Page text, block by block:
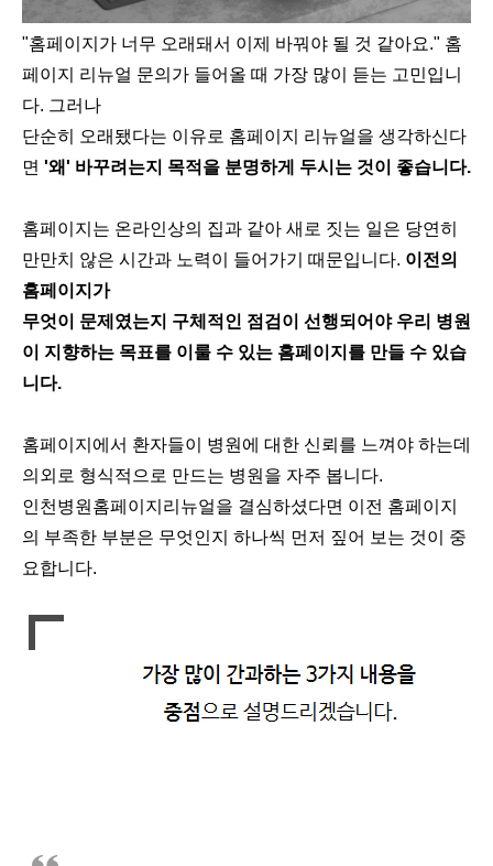
"홈페이지가 너무 오래돼서 이제 바꿔야 될 것 같아요." 홈
페이지 리뉴얼 문의가 들어올 때 가장 많이 듣는 고민입니
다. 그러나
단순히 오래됐다는 이유로 홈페이지 리뉴얼을 생각하신다
면 '왜' 바꾸려는지 목적을 분명하게 두시는 것이 좋습니다.
홈페이지는 온라인상의 집과 같아 새로 짓는 일은 당연히
만만치 않은 시간과 노력이 들어가기 때문입니다. 이전의
홈페이지가
무엇이 문제였는지 구체적인 점검이 선행되어야 우리 병원
이 지향하는 목표를 이룰 수 있는 홈페이지를 만들 수 있습
니다.
홈페이지에서 환자들이 병원에 대한 신뢰를 느껴야 하는데
의외로 형식적으로 만드는 병원을 자주 봅니다.
인천병원홈페이지리뉴얼을 결심하셨다면 이전 홈페이지
의 부족한 부분은 무엇인지 하나씩 먼저 짚어 보는 것이 중
요합니다.